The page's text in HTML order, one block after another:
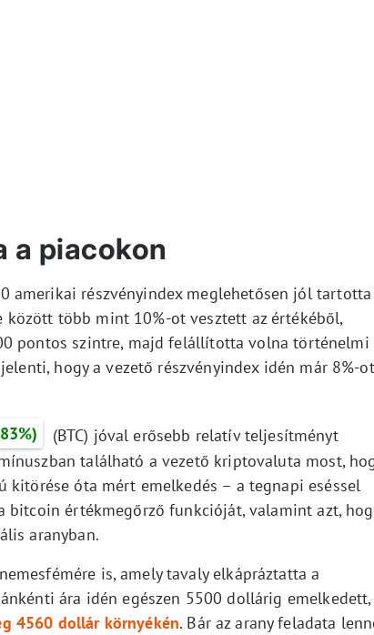
a piacokon
amerikai részvényindex meglehetősen jól tartotta
között több mint 10%-ot vesztett az értékéből,
pontos szintre, majd felállította volna történelmi
hogy a vezető részvényindex idén már 8%-ot
(BTC) jóval erősebb relatív teljesítményt
található a vezető kriptovaluta most,
kitörése óta mért emelkedés – a tegnapi eséssel
bitcoin értékmegőrző funkcióját, valamint azt,
aranyban.
is, amely tavaly elkápráztatta a
ára idén egészen 5500 dollárig emelkedett,
4560 dollár környékén. Bár az arany feladata